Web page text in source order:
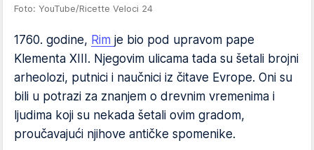
Foto: YouTube/Ricette Veloci 24
1760. godine, Rim je bio pod upravom pape
Klementa XIII. Njegovim ulicama tada su šetali brojni
arheolozi, putnici i naučnici iz čitave Evrope. Oni su
bili u potrazi za znanjem o drevnim vremenima i
ljudima koji su nekada šetali ovim gradom,
proučavajući njihove antičke spomenike.